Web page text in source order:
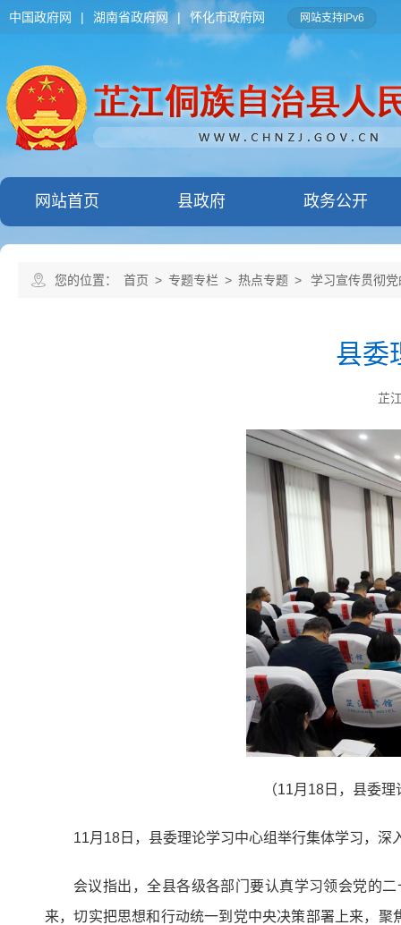
中国政府网 | 湖南省政府网 | 怀化市政府网 网站支持IPv6
网站首页 县政府 政务公开
您的位置： 首页 > 专题专栏 > 热点专题 > 学习宣传贯彻
县委
芷
（11月18日，县委
11月18日，县委理论学习中心组举行集体学习，
会议指出，全县各级各部门要认真学习领会党的
来，切实把思想和行动统一到党中央决策部署上来，聚